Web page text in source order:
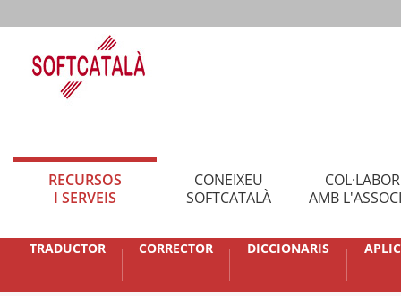
RECURSOS
I SERVEIS
CONEIXEU
SOFTCATALÀ
AMB
TRADUCTOR CORRECTOR DICCIONARIS